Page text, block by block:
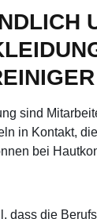
sind
in Kontakt,
bei
dass die